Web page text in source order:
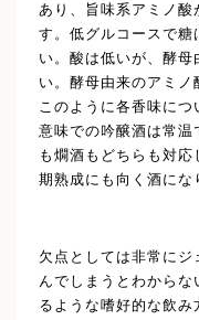
あり、旨味系アミノ
す。低グルコースで糖
い。酸は低いが、酵
い。酵母由来のアミノ
このように各香味に
意味での吟醸酒は常
も燗酒もどちらも対
期熟成にも向く酒にな
欠点としては非常に
んでしまうとわからな
るような嗜好的な飲み